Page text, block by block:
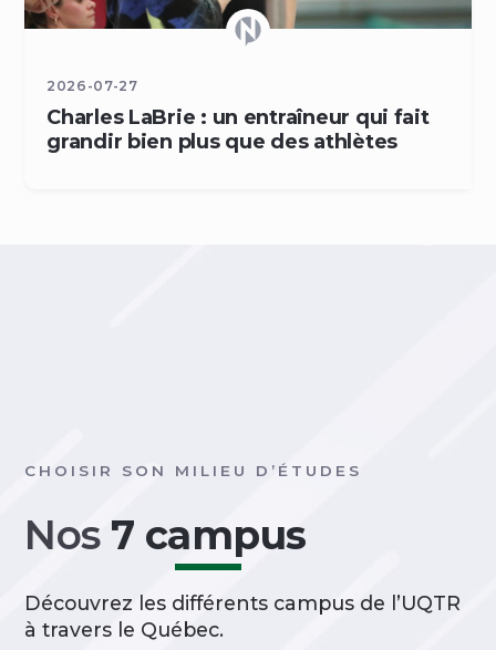
2026-07-27
Charles LaBrie : un entraîneur qui fait
grandir bien plus que des athlètes
CHOISIR SON MILIEU D’ÉTUDES
Nos 7 campus
Découvrez les différents campus de l’UQTR
à travers le Québec.